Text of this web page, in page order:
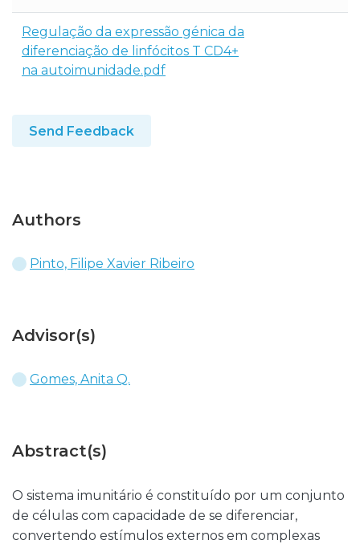
Regulação da expressão génica da
diferenciação de linfócitos T CD4+
na autoimunidade.pdf
Send Feedback
Authors
Pinto, Filipe Xavier Ribeiro
Advisor(s)
Gomes, Anita Q.
Abstract(s)
O sistema imunitário é constituído por um conjunto
de células com capacidade de se diferenciar,
convertendo estímulos externos em complexas